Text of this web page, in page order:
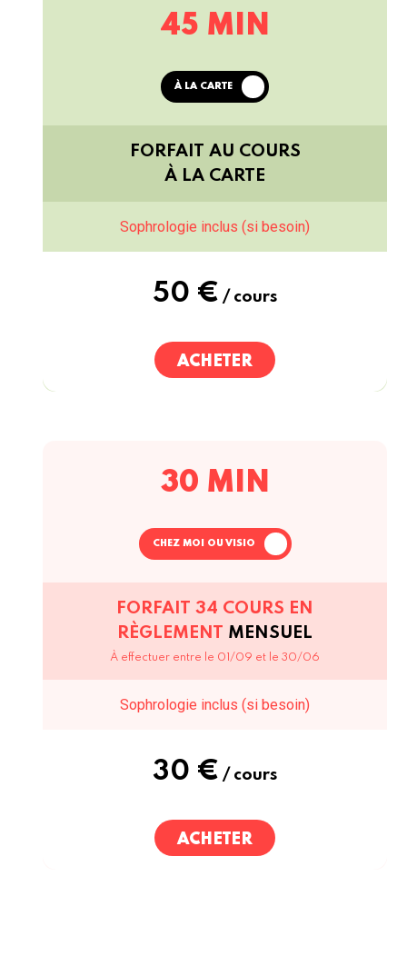
45 MIN
À LA CARTE
FORFAIT AU COURS
À LA CARTE
Sophrologie inclus (si besoin)
50 € / cours
ACHETER
30 MIN
CHEZ MOI OU VISIO
FORFAIT 34 COURS EN
RÈGLEMENT MENSUEL
À effectuer entre le 01/09 et le 30/06
Sophrologie inclus (si besoin)
30 € / cours
ACHETER